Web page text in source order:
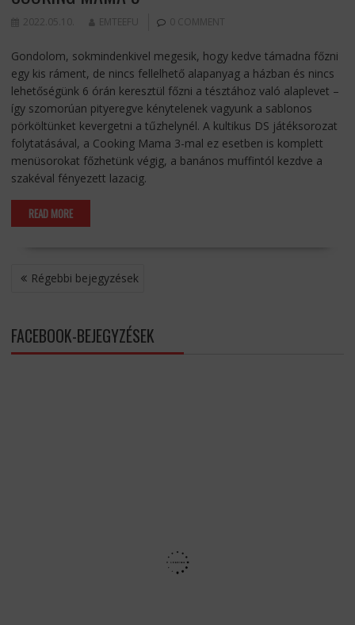
2022.05.10. EMTEEFU 0 COMMENT
Gondolom, sokmindenkivel megesik, hogy kedve támadna főzni
egy kis ráment, de nincs fellelhető alapanyag a házban és nincs
lehetőségünk 6 órán keresztül főzni a tésztához való alaplevet –
így szomorúan pityeregve kénytelenek vagyunk a sablonos
pörköltünket kevergetni a tűzhelynél. A kultikus DS játéksorozat
folytatásával, a Cooking Mama 3-mal ez esetben is komplett
menüsorokat főzhetünk végig, a banános muffintól kezdve a
szakéval fényezett lazacig.
READ MORE
BEJEGYZÉS
NAVIGÁCIÓ
Régebbi bejegyzések
FACEBOOK-BEJEGYZÉSEK